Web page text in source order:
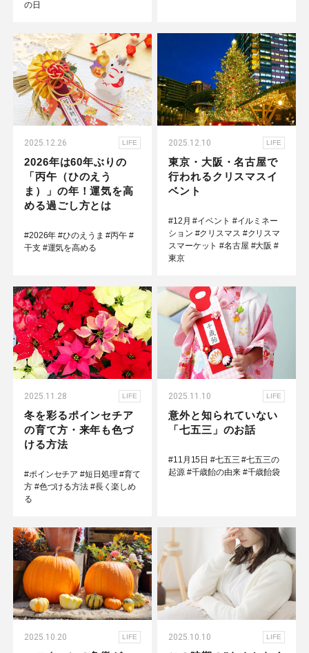
の日
2025.12.26 LIFE
2026年は60年ぶりの
「丙午（ひのえう
ま）」の年！運気を高
める過ごし方とは
#2026年 #ひのえうま #丙午 #
干支 #運気を高める
2025.12.10 LIFE
東京・大阪・名古屋で
行われるクリスマスイ
ベント
#12月 #イベント #イルミネー
ション #クリスマス #クリスマ
スマーケット #名古屋 #大阪 #
東京
2025.11.28 LIFE
冬を彩るポインセチア
の育て方・来年も色づ
ける方法
#ポインセチア #短日処理 #育て
方 #色づける方法 #長く楽しめ
る
2025.11.10 LIFE
意外と知られていない
「七五三」のお話
#11月15日 #七五三 #七五三の
起源 #千歳飴の由来 #千歳飴袋
2025.10.20 LIFE 2025.10.10 LIFE